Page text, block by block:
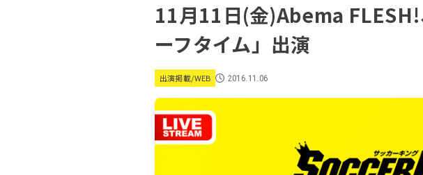
11月11日(金)Abema
ーフタイム」出演
出演掲載/WEB 2016.11.06